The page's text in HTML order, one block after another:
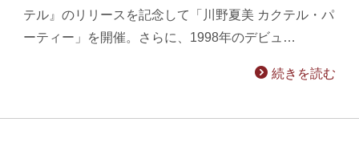
テル』のリリースを記念して「川野夏美 カクテル・パ
ーティー」を開催。さらに、1998年のデビュ…
続きを読む